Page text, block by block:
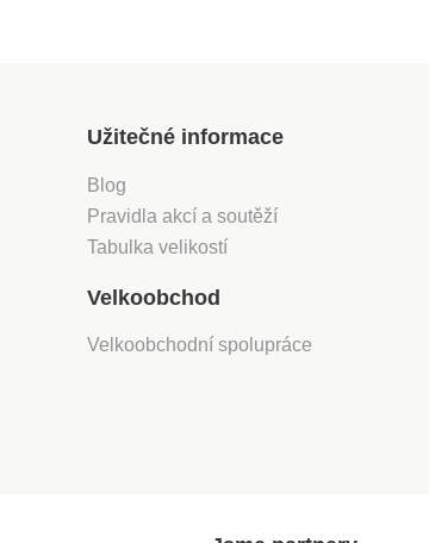
Užitečné informace
Blog
Pravidla akcí a soutěží
Tabulka velikostí
Velkoobchod
Velkoobchodní spolupráce